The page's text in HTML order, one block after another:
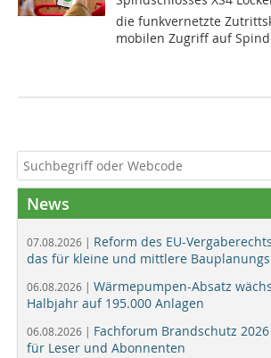
die funkvernetzte
mobilen Zugriff auf
News
07.08.2026 | Reform des EU-
das für kleine und mittlere
06.08.2026 | Wärmepumpen-Absatz
Halbjahr auf 195.000 Anlagen
06.08.2026 | Fachforum Brandschutz
für Leser und Abonnenten